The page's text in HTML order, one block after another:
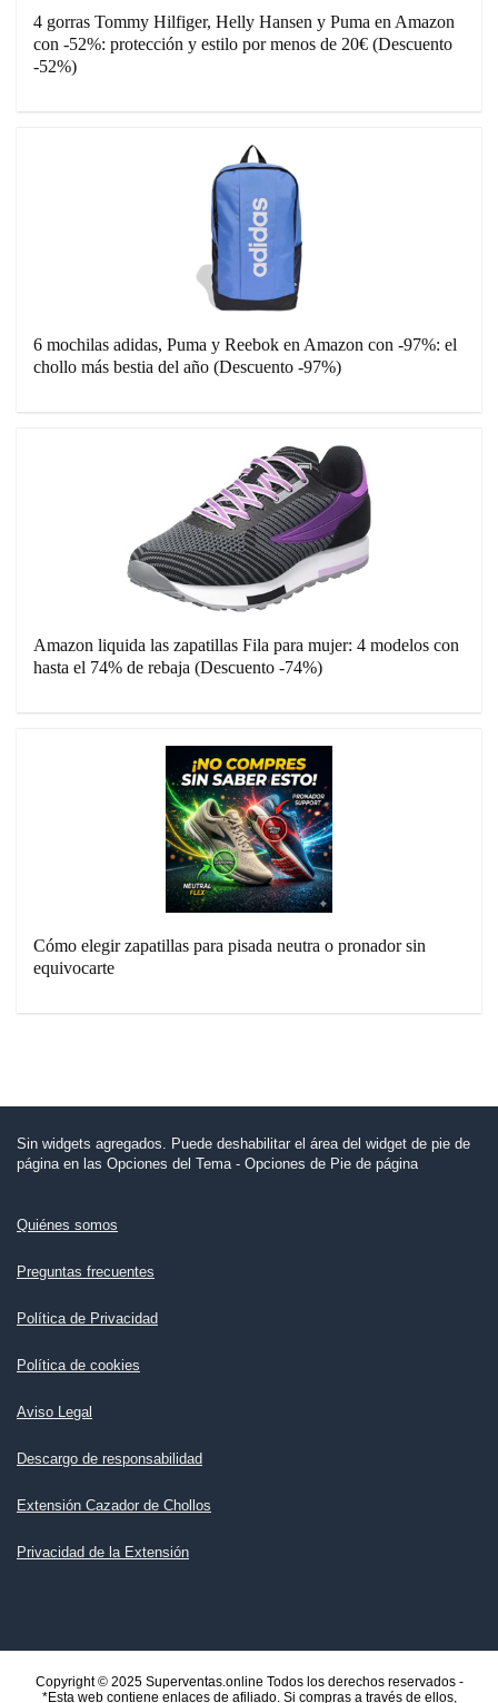
4 gorras Tommy Hilfiger, Helly Hansen y Puma en Amazon
con -52%: protección y estilo por menos de 20€ (Descuento
-52%)
6 mochilas adidas, Puma y Reebok en Amazon con -97%: el
chollo más bestia del año (Descuento -97%)
Amazon liquida las zapatillas Fila para mujer: 4 modelos con
hasta el 74% de rebaja (Descuento -74%)
Cómo elegir zapatillas para pisada neutra o pronador sin
equivocarte
Sin widgets agregados. Puede deshabilitar el área del widget de pie de
página en las Opciones del Tema - Opciones de Pie de página
Quiénes somos
Preguntas frecuentes
Política de Privacidad
Política de cookies
Aviso Legal
Descargo de responsabilidad
Extensión Cazador de Chollos
Privacidad de la Extensión
Copyright © 2025 Superventas.online Todos los derechos reservados -
*Esta web contiene enlaces de afiliado. Si compras a través de ellos,